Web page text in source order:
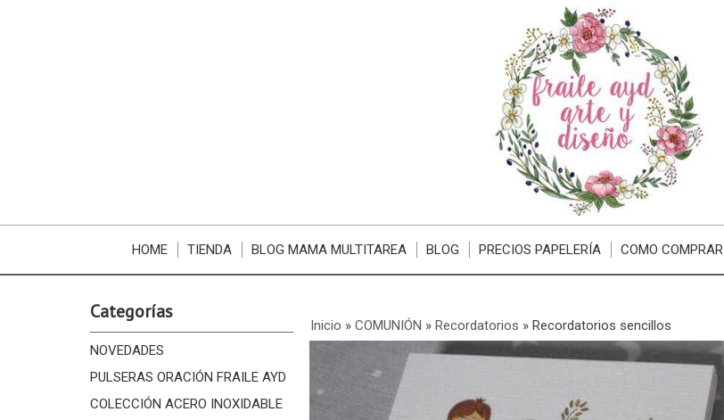
HOME TIENDA BLOG MAMA MULTITAREA BLOG PRECIOS PAPELERÍA COMO COMPRAR
Categorías
NOVEDADES
PULSERAS ORACIÓN FRAILE AYD
COLECCIÓN ACERO INOXIDABLE
Inicio » COMUNIÓN » Recordatorios » Recordatorios sencillos